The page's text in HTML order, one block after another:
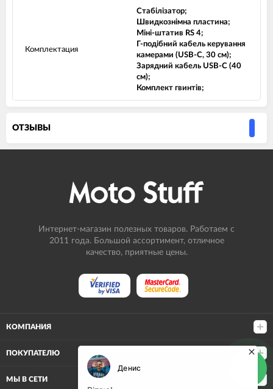
Комплектация
Стабілізатор;
Швидкознімна пластина;
Міні-штатив RS 4;
Г-подібний кабель керування
камерами (USB-C, 30 см);
Зарядний кабель USB-C (40
см);
Комплект гвинтів;
ОТЗЫВЫ
Интернет-магазин полезных товаров. Работаем с
2011 года. Большой ассортимент, отличное
качество, приятные цены.
КОМПАНИЯ
ПОКУПАТЕЛЮ
МЫ В СЕТИ